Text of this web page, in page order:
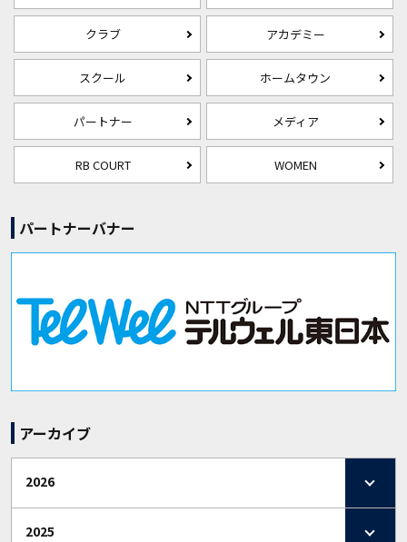
クラブ アカデミー
スクール ホームタウン
パートナー メディア
RB COURT WOMEN
パートナーバナー
アーカイブ
2026
2025